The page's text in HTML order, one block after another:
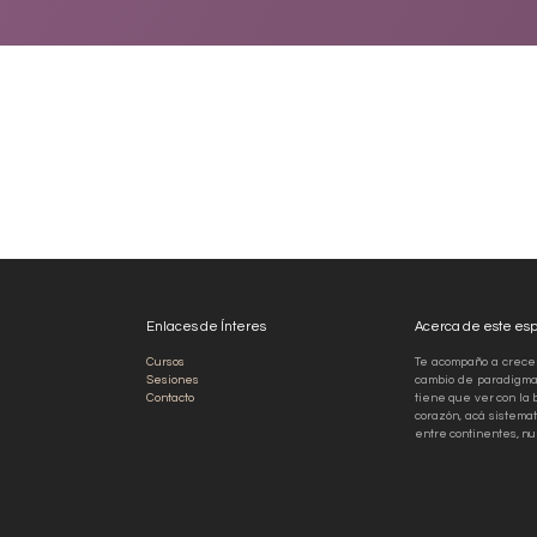
Acerca de este
Te acompaño a
cambio de
tiene que ver con la
corazón, acá
entre continentes,
Enlaces de Ínteres
Cursos
Sesiones
Contacto